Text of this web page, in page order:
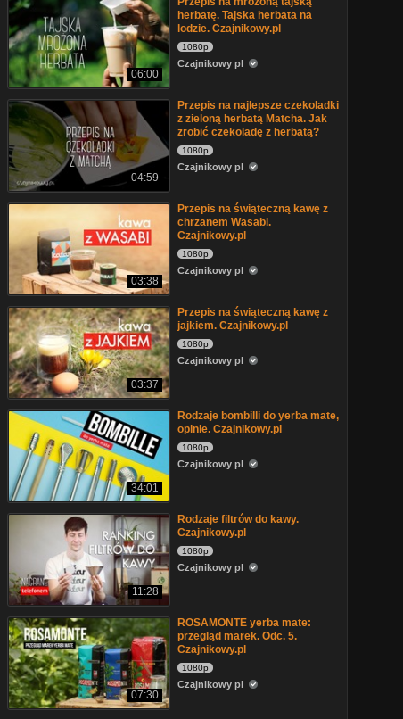
06:00
herbatę. Tajska herbata na
lodzie. Czajnikowy.pl
1080p
Czajnikowy pl
04:59
Przepis na najlepsze czekoladki
z zieloną herbatą Matcha. Jak
zrobić czekoladę z herbatą?
1080p
Czajnikowy pl
03:38
Przepis na świąteczną kawę z
chrzanem Wasabi.
Czajnikowy.pl
1080p
Czajnikowy pl
03:37
Przepis na świąteczną kawę z
jajkiem. Czajnikowy.pl
1080p
Czajnikowy pl
34:01
Rodzaje bombilli do yerba mate,
opinie. Czajnikowy.pl
1080p
Czajnikowy pl
11:28
Rodzaje filtrów do kawy.
Czajnikowy.pl
1080p
Czajnikowy pl
07:30
ROSAMONTE yerba mate:
przegląd marek. Odc. 5.
Czajnikowy.pl
1080p
Czajnikowy pl